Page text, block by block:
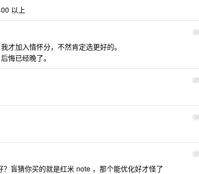
以上
24
才加入情怀分，不然肯定选更好的。
悔已经晚了。
25
26
27
盲猜你买的就是红米 note ，那个能优化好才怪了